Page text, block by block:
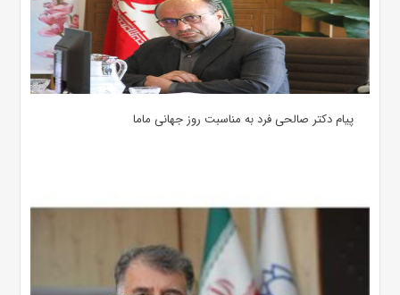
پیام دکتر صالحی فرد به مناسبت روز جهانی ماما